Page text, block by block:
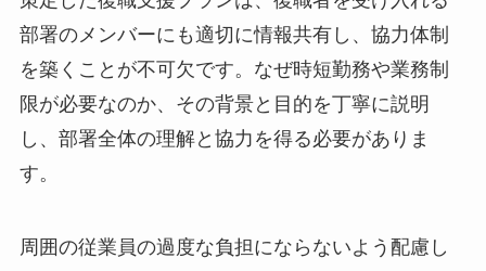
期的な面談のスケジュール
制限事項:時間外労働や出張の制限な
ど、就業上の配慮
緊急時の連絡体制:体調が悪化した際
の連絡先や対応手順
ステップ3：受け入れ部署への情報共有と協